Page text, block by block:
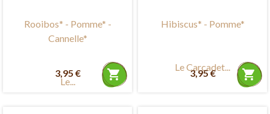
Rooibos* - Pomme* -
Cannelle*
Le...
3,95 € shopping_cart
Hibiscus* - Pomme*
Le Carcadet...
3,95 € shopping_cart